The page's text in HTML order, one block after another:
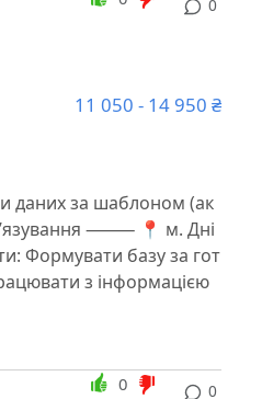
0
11 050 - 14 950 ₴
даних за шаблоном (ак
⸻ 📍 м. Дні
Формувати базу за гот
з інформацією
0
0